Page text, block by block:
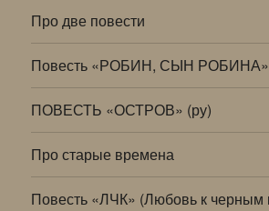
Про две повести
Повесть «РОБИН, СЫН РОБИНА»
ПОВЕСТЬ «ОСТРОВ» (ру)
Про старые времена
Повесть «ЛЧК» (Любовь к черным